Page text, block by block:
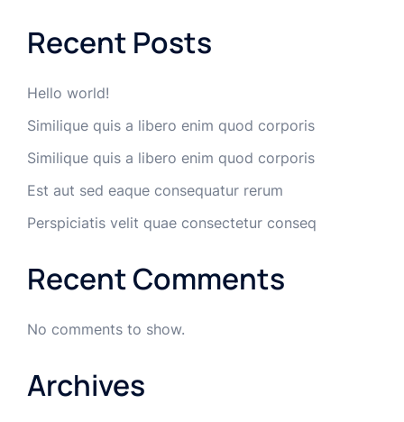
Recent Posts
Hello world!
Similique quis a libero enim quod corporis
Similique quis a libero enim quod corporis
Est aut sed eaque consequatur rerum
Perspiciatis velit quae consectetur conseq
Recent Comments
No comments to show.
Archives